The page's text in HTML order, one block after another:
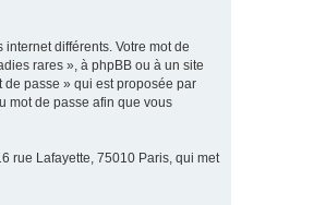
différents. Votre mot de
rares », à phpBB ou à un site
de passe » qui est proposée par
mot de passe afin que vous
rue Lafayette, 75010 Paris, qui met